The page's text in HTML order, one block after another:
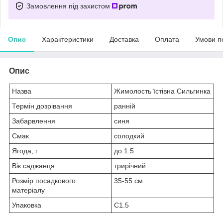
Замовлення під захистом
Опис Характеристики Доставка Оплата Умови
Опис
Назва
Жимолость їстівна Сильгинка
Термін дозрівання
ранній
Забарвлення
синя
Смак
солодкий
Ягода, г
до 1.5
Вік саджанця
трирічний
Розмір посадкового
матеріалу
35-55 см
Упаковка С1.5